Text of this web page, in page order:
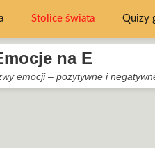
Stolice świata Quizy
na E
emocji – pozytywne i